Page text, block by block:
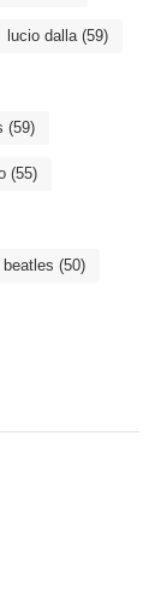
lucio dalla(59)
(59)
(55)
(50)